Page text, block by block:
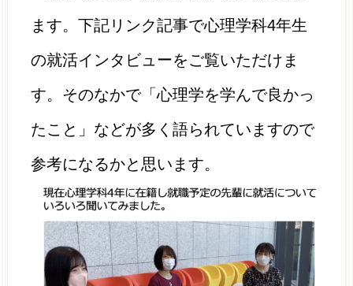
ます。下記リンク記事で心理学科4年生
の就活インタビューをご覧いただけま
す。そのなかで「心理学を学んで良かっ
たこと」などが多く語られていますので
参考になるかと思います。